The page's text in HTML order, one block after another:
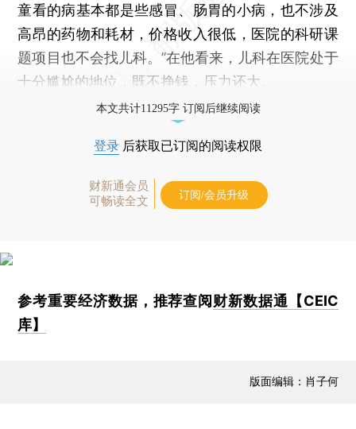
童看的病基本都是些感冒、肠胃的小病，也不涉及
高昂的药物和耗材，价格收入很低，医院的科研课
题项目也不会找儿科。”在他看来，儿科在医院处于
十分尴尬的地位，既不挣钱，压力还大。
本文共计11295字 订阅后继续阅读
登录 后获取已订阅的阅读权限
财新通会员
可畅读全文
订阅/会员升级
参考重要经济数据，推荐查阅 财新数据通【CEIC
库】
版面编辑：肖子何